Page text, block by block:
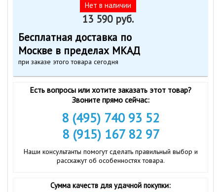
Нет в наличии
13 590 руб.
Бесплатная доставка по
Москве в пределах МКАД
при заказе этого товара сегодня
Есть вопросы или хотите заказать этот товар?
Звоните прямо сейчас:
8 (495) 740 93 52
8 (915) 167 82 97
Наши консультанты помогут сделать правильный выбор и
расскажут об особенностях товара.
Сумма качеств для удачной покупки: